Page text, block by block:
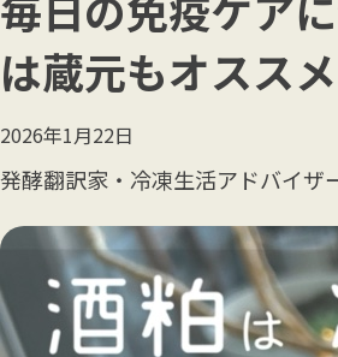
は蔵元もオススメ
2026年1月22日
発酵翻訳家・冷凍生活アドバイザ